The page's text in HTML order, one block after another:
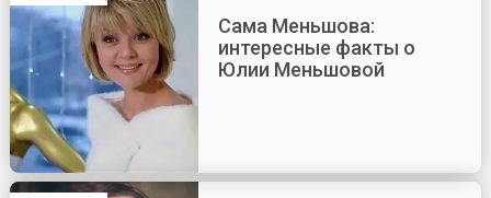
Сама Меньшова:
интересные факты о
Юлии Меньшовой